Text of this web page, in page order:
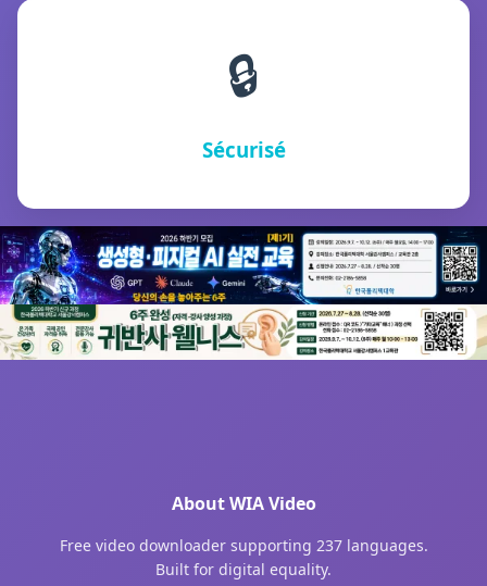
🔒
Sécurisé
About WIA Video
Free video downloader supporting 237 languages.
Built for digital equality.